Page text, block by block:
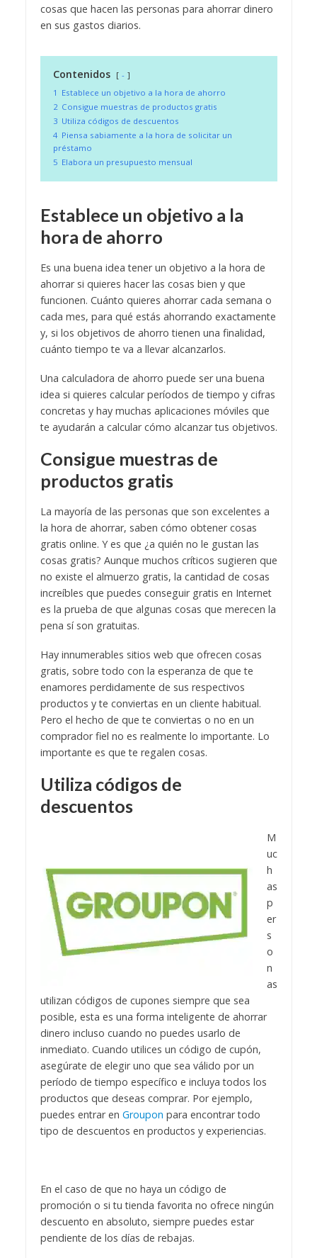
cosas que hacen las personas para ahorrar dinero
en sus gastos diarios.
Contenidos
-
1 Establece un objetivo a la hora de ahorro
2 Consigue muestras de productos gratis
3 Utiliza códigos de descuentos
4 Piensa sabiamente a la hora de solicitar un
préstamo
5 Elabora un presupuesto mensual
Establece un objetivo a la
hora de ahorro
Es una buena idea tener un objetivo a la hora de
ahorrar si quieres hacer las cosas bien y que
funcionen. Cuánto quieres ahorrar cada semana o
cada mes, para qué estás ahorrando exactamente
y, si los objetivos de ahorro tienen una finalidad,
cuánto tiempo te va a llevar alcanzarlos.
Una calculadora de ahorro puede ser una buena
idea si quieres calcular períodos de tiempo y cifras
concretas y hay muchas aplicaciones móviles que
te ayudarán a calcular cómo alcanzar tus objetivos.
Consigue muestras de
productos gratis
La mayoría de las personas que son excelentes a
la hora de ahorrar, saben cómo obtener cosas
gratis online. Y es que ¿a quién no le gustan las
cosas gratis? Aunque muchos críticos sugieren que
no existe el almuerzo gratis, la cantidad de cosas
increíbles que puedes conseguir gratis en Internet
es la prueba de que algunas cosas que merecen la
pena sí son gratuitas.
Hay innumerables sitios web que ofrecen cosas
gratis, sobre todo con la esperanza de que te
enamores perdidamente de sus respectivos
productos y te conviertas en un cliente habitual.
Pero el hecho de que te conviertas o no en un
comprador fiel no es realmente lo importante. Lo
importante es que te regalen cosas.
Utiliza códigos de
descuentos
M
uc
h
as
p
er
s
o
n
as
utilizan códigos de cupones siempre que sea
posible, esta es una forma inteligente de ahorrar
dinero incluso cuando no puedes usarlo de
inmediato. Cuando utilices un código de cupón,
asegúrate de elegir uno que sea válido por un
período de tiempo específico e incluya todos los
productos que deseas comprar. Por ejemplo,
puedes entrar en Groupon para encontrar todo
tipo de descuentos en productos y experiencias.
En el caso de que no haya un código de
promoción o si tu tienda favorita no ofrece ningún
descuento en absoluto, siempre puedes estar
pendiente de los días de rebajas.